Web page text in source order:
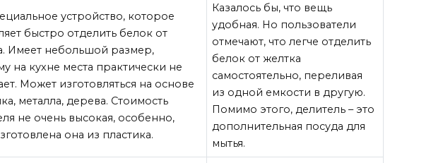
устройство, которое
быстро отделить белок от
Имеет небольшой размер,
на кухне места практически не
Может изготовляться на основе
металла, дерева. Стоимость
не очень высокая, особенно,
она из пластика.
Казалось бы, что вещь
удобная. Но пользователи
отмечают, что легче отделить
белок от желтка
самостоятельно, переливая
из одной емкости в другую.
Помимо этого, делитель – это
дополнительная посуда для
мытья.